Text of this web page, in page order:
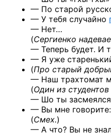
— По старой
— У тебя случайно
— Нет…
(Сергиенко
— Теперь будет. И
— Я уже
(Про старый
— Наш трахтомат
(Один из
— Шо ты
— Вы мне
(Смех.)
— А что? Вы не